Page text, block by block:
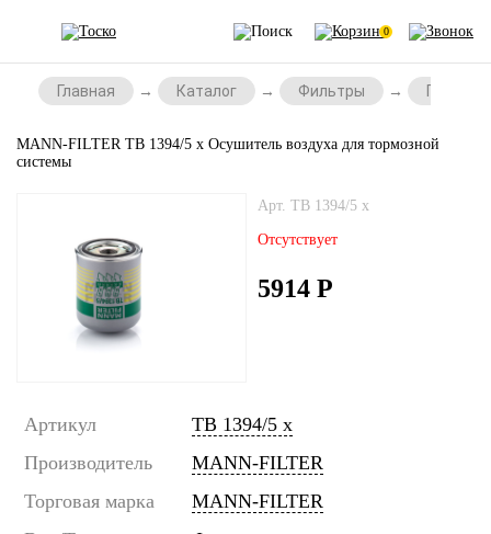
0
Главная Каталог Фильтры Прочие
MANN-FILTER TB 1394/5 x Осушитель воздуха для тормозной
системы
Арт. TB 1394/5 x
Отсутствует
5914 Р
Артикул
TB 1394/5 x
Производитель
MANN-FILTER
Торговая марка
MANN-FILTER